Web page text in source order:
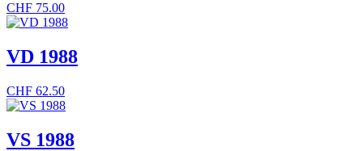
CHF 75.00
VD 1988
CHF 62.50
VS 1988